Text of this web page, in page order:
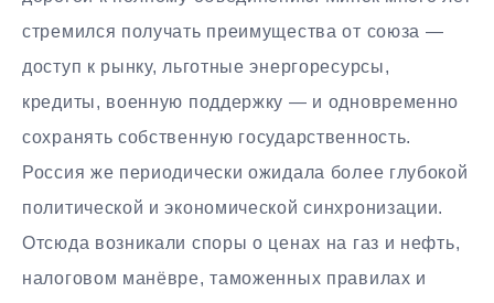
стремился получать преимущества от союза —
доступ к рынку, льготные энергоресурсы,
кредиты, военную поддержку — и одновременно
сохранять собственную государственность.
Россия же периодически ожидала более глубокой
политической и экономической синхронизации.
Отсюда возникали споры о ценах на газ и нефть,
налоговом манёвре, таможенных правилах и